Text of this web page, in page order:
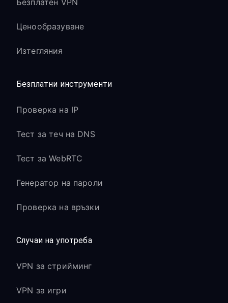
Безплатен VPN
Ценообразуване
Изтегляния
Безплатни инструменти
Проверка на IP
Тест за теч на DNS
Тест за WebRTC
Генератор на пароли
Проверка на връзки
Случаи на употреба
VPN за стрийминг
VPN за игри